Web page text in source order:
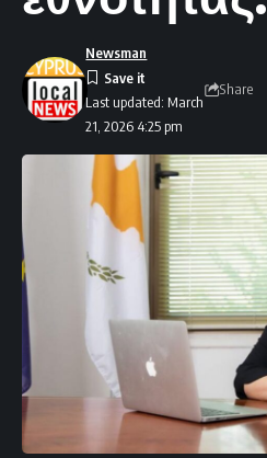
Last updated: March
21, 2026 4:25 pm
Newsman
Share